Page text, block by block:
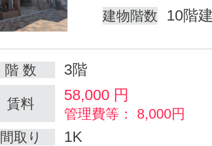
建物階数 10階
階 数 3階
賃料 58,000 円
管理費等： 8,000円
間取り
1K